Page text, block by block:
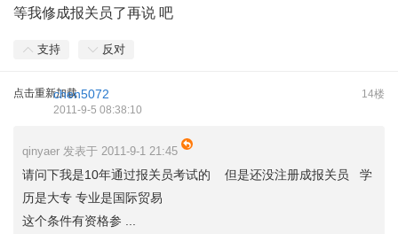
等我修成报关员了再说 吧
支持 反对
点击重新加载 14楼
chen5072
2011-9-5 08:38:10
qinyaer 发表于 2011-9-1 21:45
请问下我是10年通过报关员考试的 但是还没注册成报关员 学
历是大专 专业是国际贸易
这个条件有资格参 ...